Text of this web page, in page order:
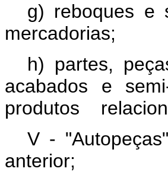
g) reboques e
mercadorias;
h) partes,
acabados e
produtos
V -
anterior;